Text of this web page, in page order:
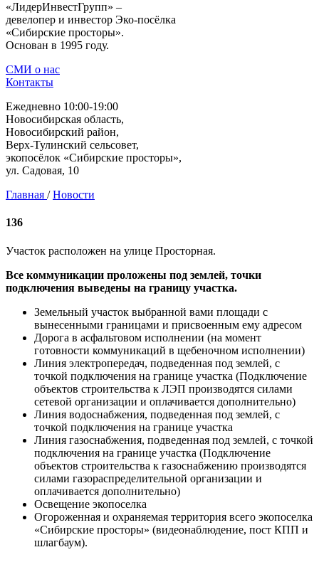
«ЛидерИнвестГрупп» –
девелопер и инвестор Эко-посёлка
«Сибирские просторы».
Основан в 1995 году.
СМИ о нас
Контакты
Ежедневно 10:00-19:00
Новосибирская область,
Новосибирский район,
Верх-Тулинский сельсовет,
экопосёлок «Сибирские просторы»,
ул. Садовая, 10
Главная / Новости
136
Участок расположен на улице Просторная.
Все коммуникации проложены под землей, точки
подключения выведены на границу участка.
Земельный участок выбранной вами площади с
вынесенными границами и присвоенным ему адресом
Дорога в асфальтовом исполнении (на момент
готовности коммуникаций в щебеночном исполнении)
Линия электропередач, подведенная под землей, с
точкой подключения на границе участка (Подключение
объектов строительства к ЛЭП производятся силами
сетевой организации и оплачивается дополнительно)
Линия водоснабжения, подведенная под землей, с
точкой подключения на границе участка
Линия газоснабжения, подведенная под землей, с точкой
подключения на границе участка (Подключение
объектов строительства к газоснабжению производятся
силами газораспределительной организации и
оплачивается дополнительно)
Освещение экопоселка
Огороженная и охраняемая территория всего экопоселка
«Сибирские просторы» (видеонаблюдение, пост КПП и
шлагбаум).